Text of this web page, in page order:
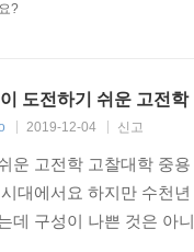
?
도전하기 쉬운 고전학
2019-12-04 신고
운 고전학 고찰대학 중
대에서요 하지만 수천
데 구성이 나쁜 것은 아